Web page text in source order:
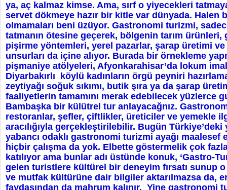
ya, aç kalmaz kimse. Ama, sırf o yiyecekleri
servet dökmeye hazır bir kitle var dünyada. Halen
olmamaları beni üzüyor. Gastronomi turizmi,
tatmanın ötesine geçerek, bölgenin tarım ürünleri,
pişirme yöntemleri, yerel pazarlar, şarap üretimi
unsurları da içine alıyor. Burada bir örnekleme
pişmaniye atölyeleri, Afyonkarahisar’da lokum
Diyarbakırlı köylü kadınların örgü peyniri
zeytiyağı soğuk sıkımı, butik şıra ya da şarap
faaliyetlerin tamamını merak edebilecek yüzlerce
Bambaşka bir külütrel tur anlayacağnız.
restoranlar, şefler, çiftlikler, üreticiler ve yemekle
aracılığıyla gerçekleştirilebilir. Bugün
yabancı odaklı gastronomi turizmi ayağı maalesef
hiçbir çalışma da yok. Elbette göstermelik çok
katılıyor ama bunlar adı üstünde konuk, ‘Gastro-
gelen turistlere kültürel bir deneyim fırsatı sunup o
ve mutfak kültürüne dair bilgiler aktarılmazsa da,
faydasından da mahrum kalınır. Yine gastronomi